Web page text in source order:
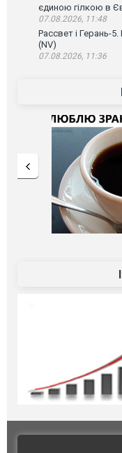
єдиною гілкою в
07.08.2026, 11:48
Рассвет і Герань-
(NV)
07.08.2026, 11:36